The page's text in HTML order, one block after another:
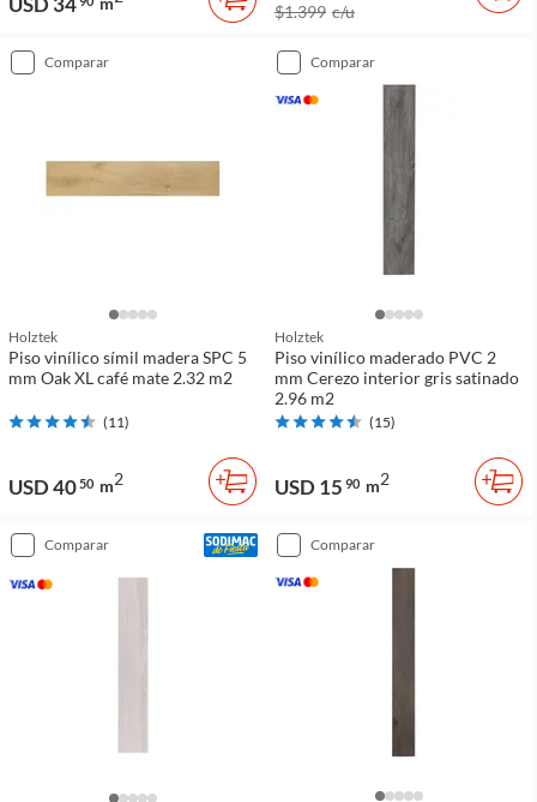
$1.399 c/u
comparar
Holztek
Piso vinílico símil madera SPC 5
mm Oak XL café mate 2.32 m2
(11)
USD 4050 m2
comparar
Holztek
Piso vinílico maderado PVC 2
mm Cerezo interior gris satinado
2.96 m2
(15)
USD 15 90 m2
comparar comparar